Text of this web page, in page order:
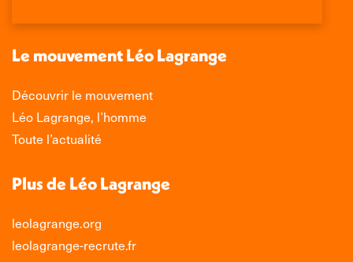
une
fenêtre
une
fenêtre
une
fenêtre
une
nouvelle
fenêtre
Le mouvement Léo Lagrange
Découvrir le mouvement
Léo Lagrange, l’homme
Toute l’actualité
Plus de Léo Lagrange
leolagrange.org
leolagrange-recrute.fr